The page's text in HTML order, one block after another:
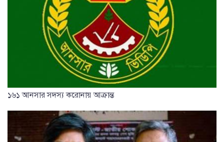
১৬১ আনসার সদস্য করোনায় আক্রান্ত